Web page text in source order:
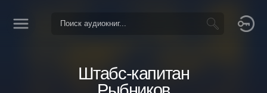
Штабс-капитан